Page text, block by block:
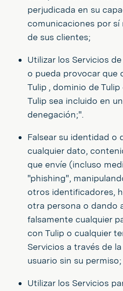
perjudicada en su
comunicaciones por
de sus clientes;
Utilizar los Servicios
o pueda provocar que
Tulip , dominio de
Tulip sea incluido en
denegación;".
Falsear su identidad o
cualquier dato,
que envíe (incluso
"phishing",
otros identificadores,
otra persona o dando
falsamente cualquier
con Tulip o cualquier
Servicios a través de
usuario sin su permiso;
Utilizar los Servicios